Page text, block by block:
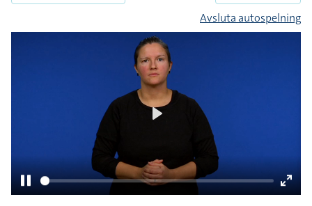
Avsluta autospelning